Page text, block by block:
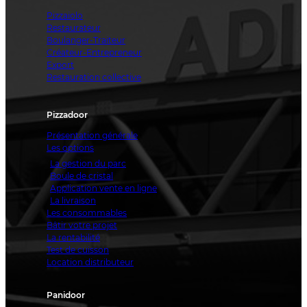
Pizzaiolo
Restaurateur
Boulanger-Traiteur
Créateur-Entrepreneur
Export
Restauration collective
Pizzadoor
Présentation générale
Les options
La gestion du parc
Boule de cristal
Application vente en ligne
La livraison
Les consommables
Bâtir votre projet
La rentabilité
Test de cuisson
Location distributeur
Panidoor